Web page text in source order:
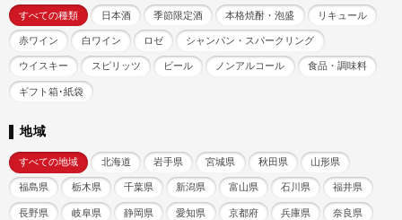
すべての種類 日本酒 季節限定酒 本格焼酎・泡盛 リキュール
赤ワイン 白ワイン ロゼ シャンパン・スパークリング
ウイスキー スピリッツ ビール ノンアルコール 食品・調味料
ギフト箱･紙袋
地域
すべての地域 北海道 岩手県 宮城県 秋田県 山形県
福島県 栃木県 千葉県 新潟県 富山県 石川県 福井県
長野県 岐阜県 静岡県 愛知県 京都府 兵庫県 奈良県